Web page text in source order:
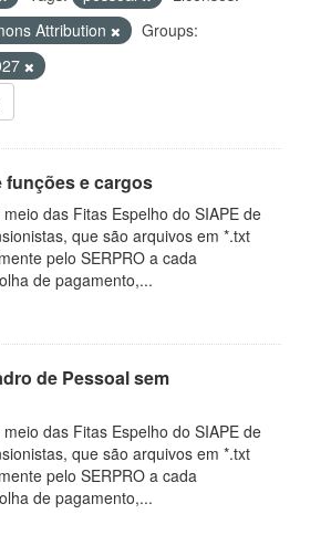
Attribution
Groups:
funções e cargos
das Fitas Espelho do SIAPE de
que são arquivos em *.txt
pelo SERPRO a cada
de pagamento,...
de Pessoal sem
das Fitas Espelho do SIAPE de
que são arquivos em *.txt
pelo SERPRO a cada
de pagamento,...